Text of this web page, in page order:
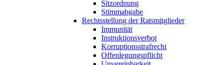
Sitzordnung
Stimmabgabe
Rechtsstellung der Ratsmitglieder
Immunität
Instruktionsverbot
Korruptionsstrafrecht
Offenlegungspflicht